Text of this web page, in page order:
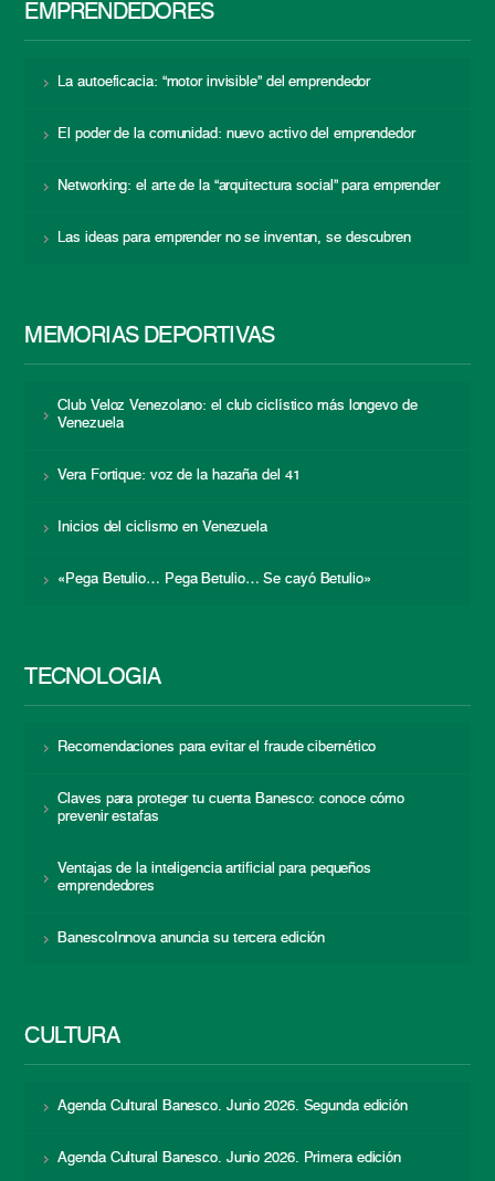
EMPRENDEDORES
La autoeficacia: “motor invisible” del emprendedor
El poder de la comunidad: nuevo activo del emprendedor
Networking: el arte de la “arquitectura social” para emprender
Las ideas para emprender no se inventan, se descubren
MEMORIAS DEPORTIVAS
Club Veloz Venezolano: el club ciclístico más longevo de
Venezuela
Vera Fortique: voz de la hazaña del 41
Inicios del ciclismo en Venezuela
«Pega Betulio… Pega Betulio… Se cayó Betulio»
TECNOLOGÍA
Recomendaciones para evitar el fraude cibernético
Claves para proteger tu cuenta Banesco: conoce cómo
prevenir estafas
Ventajas de la inteligencia artificial para pequeños
emprendedores
BanescoInnova anuncia su tercera edición
CULTURA
Agenda Cultural Banesco. Junio 2026. Segunda edición
Agenda Cultural Banesco. Junio 2026. Primera edición